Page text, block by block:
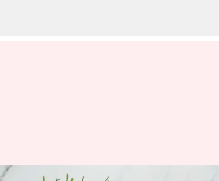
रोजमेरी वॉटर से बालों को कैसे